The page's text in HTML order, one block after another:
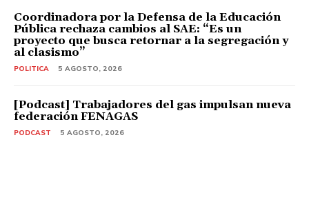
Coordinadora por la Defensa de la Educación
Pública rechaza cambios al SAE: “Es un
proyecto que busca retornar a la segregación y
al clasismo”
POLITICA 5 AGOSTO, 2026
[Podcast] Trabajadores del gas impulsan nueva
federación FENAGAS
PODCAST 5 AGOSTO, 2026